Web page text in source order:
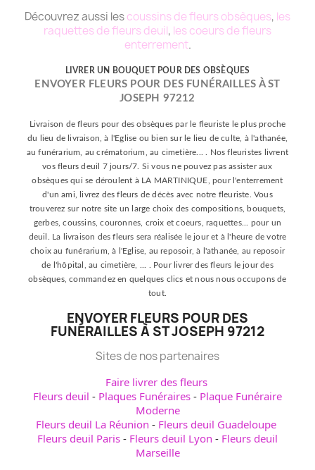
Découvrez aussi lescoussins de fleurs obsèques, les
raquettes de fleurs deuil, les coeurs de fleurs
enterrement.
LIVRER UN BOUQUET POUR DES OBSÈQUES
ENVOYER FLEURS POUR DES FUNÉRAILLES À ST
JOSEPH 97212
Livraison de fleurs pour des obsèques par le fleuriste le plus proche
du lieu de livraison, à l'Eglise ou bien sur le lieu de culte, à l'athanée,
au funérarium, au crématorium, au cimetière... . Nos fleuristes livrent
vos fleurs deuil 7 jours/7. Si vous ne pouvez pas assister aux
obsèques qui se déroulent à LA MARTINIQUE, pour l'enterrement
d'un ami, livrez des fleurs de décès avec notre fleuriste. Vous
trouverez sur notre site un large choix des compositions, bouquets,
gerbes, coussins, couronnes, croix et coeurs, raquettes... pour un
deuil. La livraison des fleurs sera réalisée le jour et à l'heure de votre
choix au funérarium, à l'Eglise, au reposoir, à l'athanée, au reposoir
de l'hôpital, au cimetière, ... . Pour livrer des fleurs le jour des
obsèques, commandez en quelques clics et nous nous occupons de
tout.
ENVOYER FLEURS POUR DES
FUNÉRAILLES À ST JOSEPH 97212
Sites de nos partenaires
Faire livrer des fleurs
Fleurs deuil - Plaques Funéraires - Plaque Funéraire
Moderne
Fleurs deuil La Réunion - Fleurs deuil Guadeloupe
Fleurs deuil Paris - Fleurs deuil Lyon - Fleurs deuil
Marseille